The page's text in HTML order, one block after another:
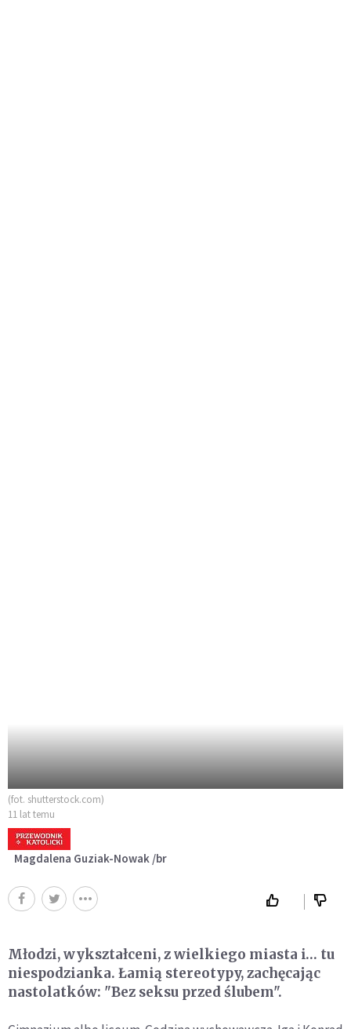
(fot. shutterstock.com)
11 lat temu
Magdalena Guziak-Nowak /br
Młodzi, wykształceni, z wielkiego miasta i… tu
niespodzianka. Łamią stereotypy, zachęcając
nastolatków: "Bez seksu przed ślubem".